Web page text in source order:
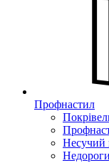
Профнастил
Несучий